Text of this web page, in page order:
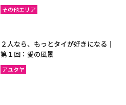
その他エリア
２人なら、もっとタイが好きになる｜
第１回：愛の風景
アユタヤ